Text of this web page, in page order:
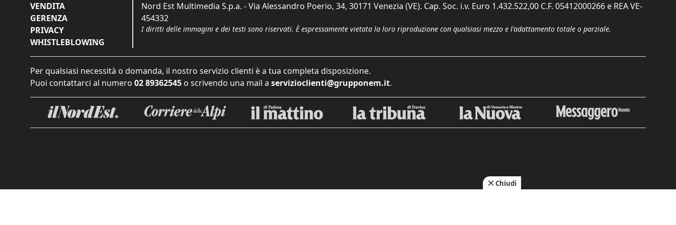
VENDITA
GERENZA
PRIVACY
WHISTLEBLOWING
Nord Est Multimedia S.p.a. - Via Alessandro Poerio, 34, 30171 Venezia (VE). Cap. Soc. i.v. Euro 1.432.522,00 C.F. 05412000266 e REA VE-
454332
I diritti delle immagini e dei testi sono riservati. È espressamente vietata la loro riproduzione con qualsiasi mezzo e l'adattamento totale o parziale.
Per qualsiasi necessità o domanda, il nostro servizio clienti è a tua completa disposizione.
Puoi contattarci al numero 02 89362545 o scrivendo una mail a servizioclienti@grupponem.it.
Chiudi